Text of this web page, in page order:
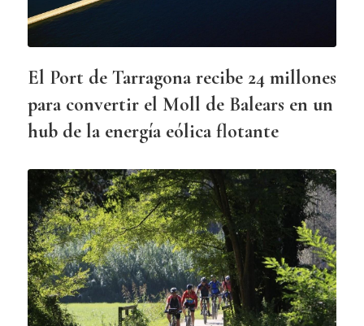
El Port de Tarragona recibe 24 millones
para convertir el Moll de Balears en un
hub de la energía eólica flotante